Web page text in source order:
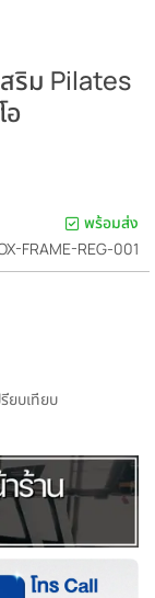
ริม Pilates
อ
พร้อมส่ง
FRAME-REG-001
ยบเทียบ